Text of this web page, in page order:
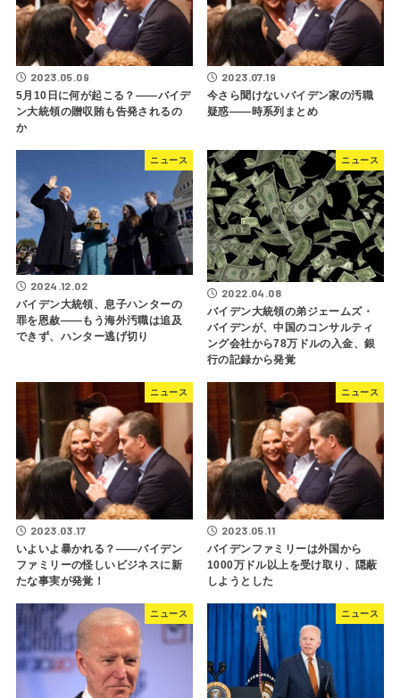
2023.05.09
5月10日に何が起こる？――バイデ
ン大統領の贈収賄も告発されるの
か
2023.07.19
今さら聞けないバイデン家の汚職
疑惑――時系列まとめ
ニュース
2024.12.02
バイデン大統領、息子ハンターの
罪を恩赦――もう海外汚職は追及
できず、ハンター逃げ切り
ニュース
2022.04.08
バイデン大統領の弟ジェームズ・
バイデンが、中国のコンサルティ
ング会社から78万ドルの入金、銀
行の記録から発覚
ニュース
2023.03.17
いよいよ暴かれる？――バイデン
ファミリーの怪しいビジネスに新
たな事実が発覚！
ニュース
2023.05.11
バイデンファミリーは外国から
1000万ドル以上を受け取り、隠蔽
しようとした
ニュース ニュース